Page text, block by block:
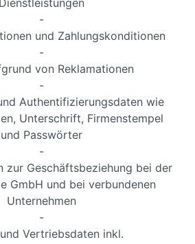
Dienstleistungen
-
und Zahlungskonditionen
-
von Reklamationen
-
Authentifizierungsdaten wie
Unterschrift, Firmenstempel
und Passwörter
-
zur Geschäftsbeziehung bei der
GmbH und bei verbundenen
Unternehmen
-
Vertriebsdaten inkl.